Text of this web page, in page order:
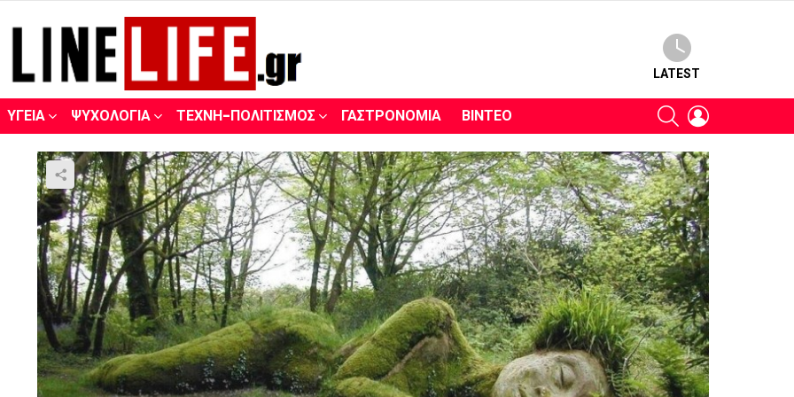
LATEST
ΥΓΕΊΑ ΨΥΧΟΛΟΓΊΑ ΤΈΧΝΗ-ΠΟΛΙΤΙΣΜΌΣ ΓΑΣΤΡΟΝΟΜΊΑ ΒΊΝΤΕΟ SEARCH